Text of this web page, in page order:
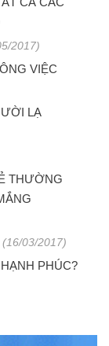
2017)
VIỆC
LẠ
THƯỜNG
(16/03/2017)
PHÚC?